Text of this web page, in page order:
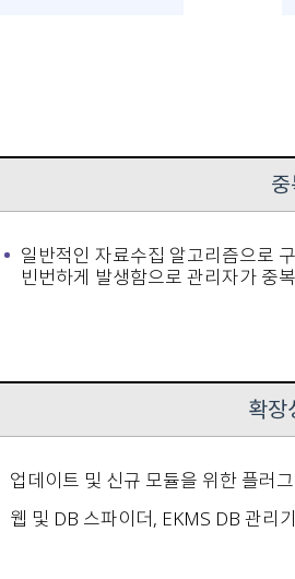
일반적인 자료수집 알고리즘으로
빈번하게 발생함으로 관리자가 중
확장
업데이트 및 신규 모듈을 위한 플러
웹 및 DB 스파이더, EKMS DB 관리